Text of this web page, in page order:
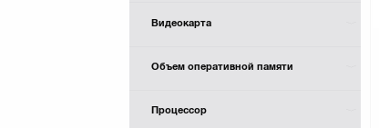
Видеокарта
Объем оперативной памяти
Процессор